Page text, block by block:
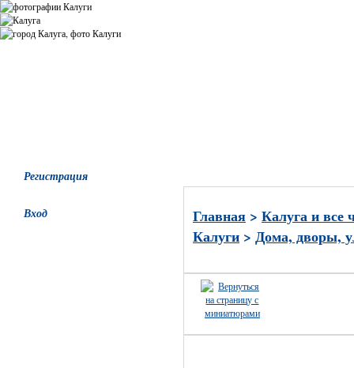
Регистрация
Вход Главная > Калуга и все
Калуги > Дома, дворы,